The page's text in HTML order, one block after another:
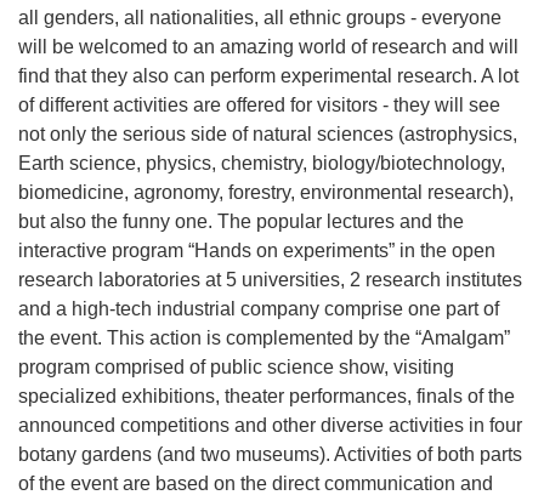
all genders, all nationalities, all ethnic groups - everyone
will be welcomed to an amazing world of research and will
find that they also can perform experimental research. A lot
of different activities are offered for visitors - they will see
not only the serious side of natural sciences (astrophysics,
Earth science, physics, chemistry, biology/biotechnology,
biomedicine, agronomy, forestry, environmental research),
but also the funny one. The popular lectures and the
interactive program “Hands on experiments” in the open
research laboratories at 5 universities, 2 research institutes
and a high-tech industrial company comprise one part of
the event. This action is complemented by the “Amalgam”
program comprised of public science show, visiting
specialized exhibitions, theater performances, finals of the
announced competitions and other diverse activities in four
botany gardens (and two museums). Activities of both parts
of the event are based on the direct communication and